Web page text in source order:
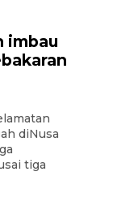
imbau
diNusa
tiga